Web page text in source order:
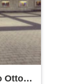
Otto